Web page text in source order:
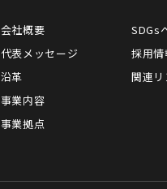
会社概要
代表メッセージ
沿革
事業内容
事業拠点
SDGs
採用情
関連